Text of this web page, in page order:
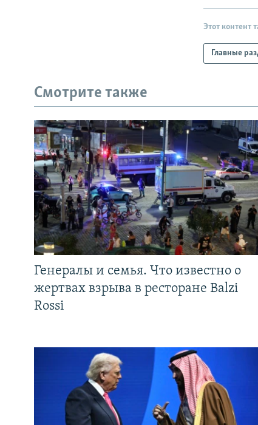
Этот контент
Главные
Смотрите также
Генералы и семья. Что известно о
жертвах взрыва в ресторане Balzi
Rossi